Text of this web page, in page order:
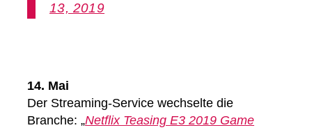
13, 2019
14. Mai
Der Streaming-Service wechselte die
Branche: „Netflix Teasing E3 2019 Game